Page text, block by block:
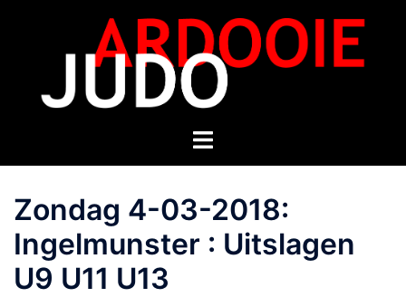
Zondag 4-03-2018:
Ingelmunster : Uitslagen
U9 U11 U13